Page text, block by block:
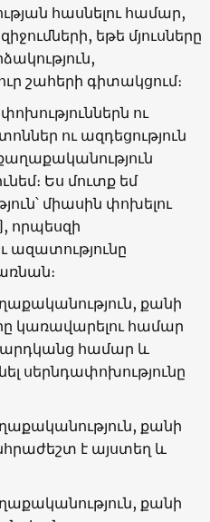
հասնելու համար,
եթե մյուսները
շահերի գիտակցում։
ու
ու ազդեցություն
Ես մուտք եմ
միասին փոխելու
որպեսզի
ազատությունը
քանի
կառավարելու համար
համար և
սերնդափոխությունը
քանի
է այստեղ և
քանի